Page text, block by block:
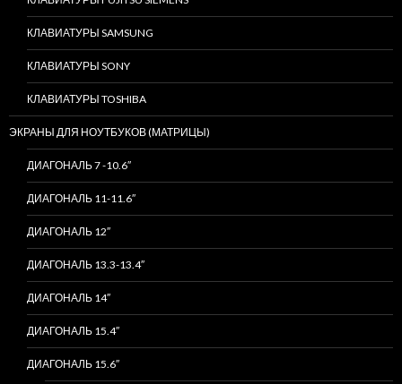
КЛАВИАТУРЫ SAMSUNG
КЛАВИАТУРЫ SONY
КЛАВИАТУРЫ TOSHIBA
ЭКРАНЫ ДЛЯ НОУТБУКОВ (МАТРИЦЫ)
ДИАГОНАЛЬ 7 -10.6″
ДИАГОНАЛЬ 11-11.6″
ДИАГОНАЛЬ 12″
ДИАГОНАЛЬ 13.3-13.4″
ДИАГОНАЛЬ 14″
ДИАГОНАЛЬ 15.4″
ДИАГОНАЛЬ 15.6″